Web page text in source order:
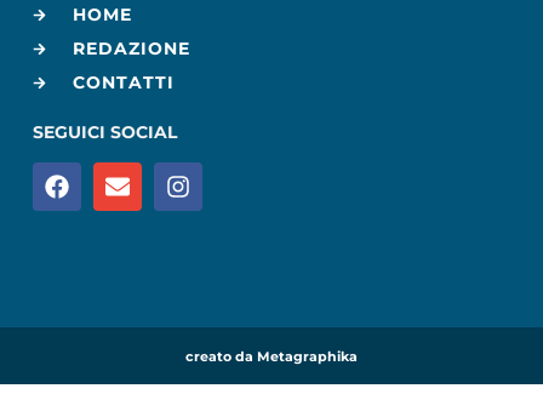
HOME
REDAZIONE
CONTATTI
SEGUICI SOCIAL
creato da Metagraphika